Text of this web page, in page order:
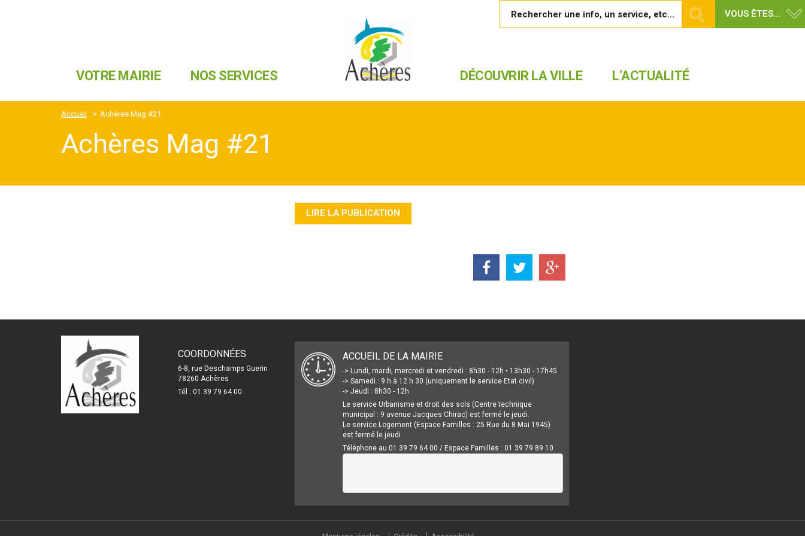
VOUS ÊTES...
VOTRE MAIRIE NOS SERVICES DÉCOUVRIR LA VILLE L’ACTUALITÉ
Accueil > Achères Mag #21
Achères Mag #21
LIRE LA PUBLICATION
COORDONNÉES
6-8, rue Deschamps Guerin
78260 Achères
Tél : 01 39 79 64 00
ACCUEIL DE LA MAIRIE
-> Lundi, mardi, mercredi et vendredi : 8h30 - 12h • 13h30 - 17h45
-> Samedi : 9 h à 12 h 30 (uniquement le service Etat civil)
-> Jeudi : 8h30 - 12h
Le service Urbanisme et droit des sols (Centre technique
municipal : 9 avenue Jacques Chirac) est fermé le jeudi.
Le service Logement (Espace Familles : 25 Rue du 8 Mai 1945)
est fermé le jeudi.
Téléphone au 01 39 79 64 00 / Espace Familles : 01 39 79 89 10